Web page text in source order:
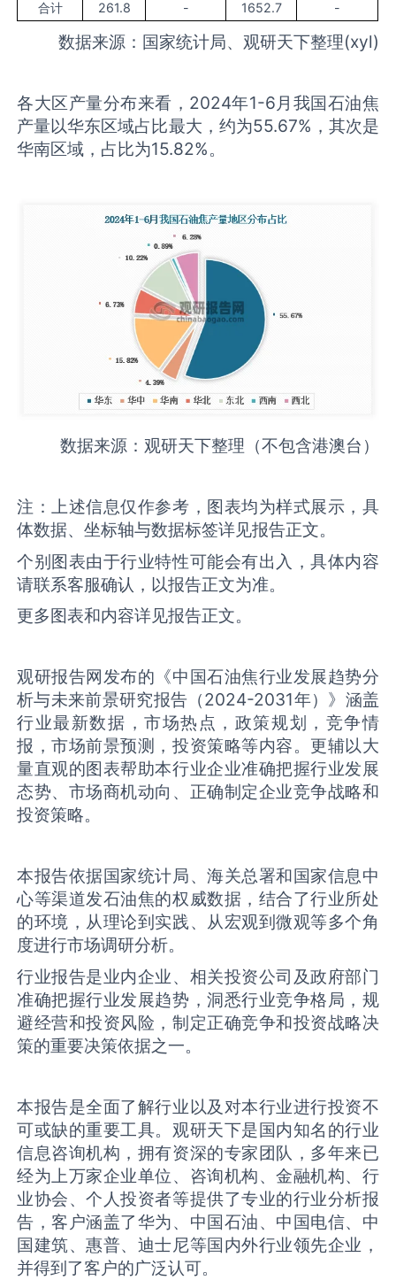
合计 261.8 - 1652.7 -
数据来源：国家统计局、观研天下整理(xyl)
各大区产量分布来看，2024年1-6月我国石油焦
产量以华东区域占比最大，约为55.67%，其次是
华南区域，占比为15.82%。
数据来源：观研天下整理（不包含港澳台）
注：上述信息仅作参考，图表均为样式展示，具
体数据、坐标轴与数据标签详见报告正文。
个别图表由于行业特性可能会有出入，具体内容
请联系客服确认，以报告正文为准。
更多图表和内容详见报告正文。
观研报告网发布的《中国石油焦行业发展趋势分
析与未来前景研究报告（2024-2031年）》涵盖
行业最新数据，市场热点，政策规划，竞争情
报，市场前景预测，投资策略等内容。更辅以大
量直观的图表帮助本行业企业准确把握行业发展
态势、市场商机动向、正确制定企业竞争战略和
投资策略。
本报告依据国家统计局、海关总署和国家信息中
心等渠道发石油焦的权威数据，结合了行业所处
的环境，从理论到实践、从宏观到微观等多个角
度进行市场调研分析。
行业报告是业内企业、相关投资公司及政府部门
准确把握行业发展趋势，洞悉行业竞争格局，规
避经营和投资风险，制定正确竞争和投资战略决
策的重要决策依据之一。
本报告是全面了解行业以及对本行业进行投资不
可或缺的重要工具。观研天下是国内知名的行业
信息咨询机构，拥有资深的专家团队，多年来已
经为上万家企业单位、咨询机构、金融机构、行
业协会、个人投资者等提供了专业的行业分析报
告，客户涵盖了华为、中国石油、中国电信、中
国建筑、惠普、迪士尼等国内外行业领先企业，
并得到了客户的广泛认可。